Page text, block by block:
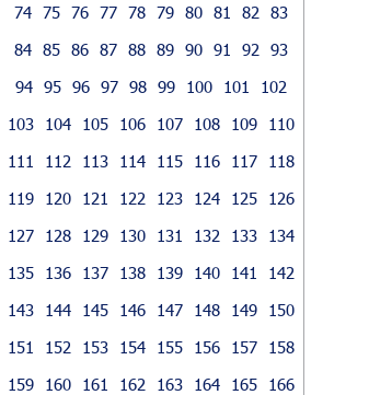
74 75 76 77 78 79 80 81 82
83
84 85 86 87 88 89 90 91 92
93
94 95 96 97 98 99 100 101
102
103
104 105 106 107 108 109
110
111
112 113 114 115 116 117
118
119
120 121 122 123 124 125
126
127
128 129 130 131 132 133
134
135
136 137 138 139 140 141
142
143
144 145 146 147 148 149
150
151
152 153 154 155 156 157
158
159
160 161 162 163 164 165
166